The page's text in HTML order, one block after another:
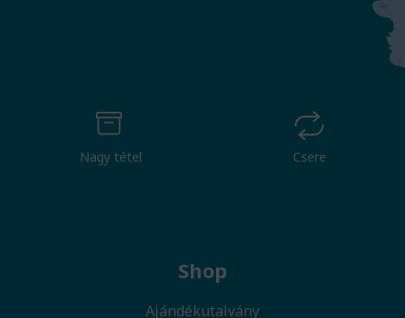
Nagy tétel Csere
Shop
Ajándékutalvány